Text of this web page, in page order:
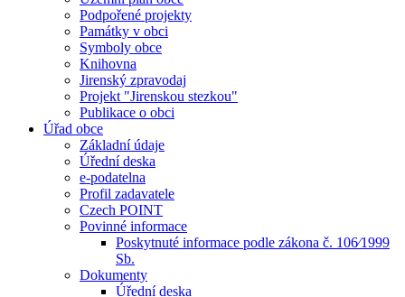
Podpořené projekty
Památky v obci
Symboly obce
Knihovna
Jirenský zpravodaj
Projekt "Jirenskou stezkou"
Publikace o obci
Úřad obce
Základní údaje
Úřední deska
e-podatelna
Profil zadavatele
Czech POINT
Povinné informace
Poskytnuté informace podle zákona č. 106⁄1999
Sb.
Dokumenty
Úřední deska